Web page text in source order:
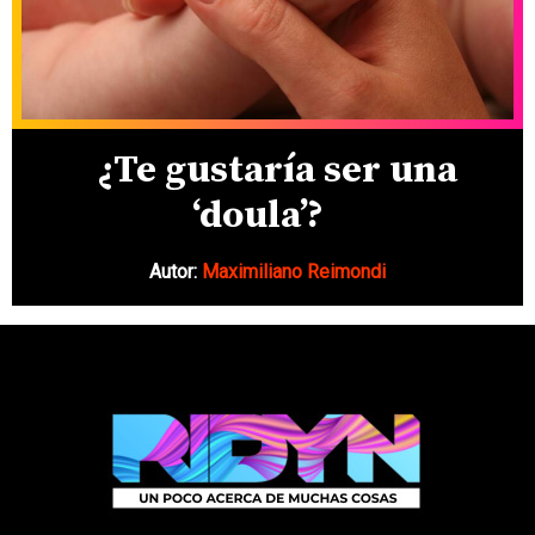
¿Te gustaría ser una
‘doula’?
Autor: Maximiliano Reimondi